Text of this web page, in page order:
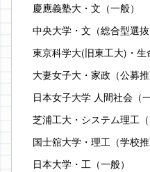
慶應義塾大・文（一般）
中央大学・文（総合型選抜
東京科学大(旧東工大)・生
大妻女子大・家政（公募推
日本女子大学 人間社会（一
芝浦工大・システム理工（
国士舘大学・理工（学校推
日本大学・工（一般）